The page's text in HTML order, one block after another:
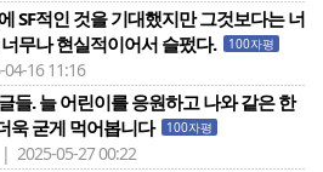
SF적인 것을 기대했지만 그것보다는 너
무나 현실적이어서 슬펐다.
100자평
16 11:16
들. 늘 어린이를 응원하고 나와 같은 한
욱 굳게 먹어봅니다
100자평
2025-05-27 00:22